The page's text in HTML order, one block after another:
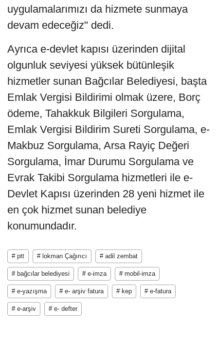
uygulamalarımızı da hizmete sunmaya
devam edeceğiz" dedi.
Ayrıca e-devlet kapısı üzerinden dijital
olgunluk seviyesi yüksek bütünleşik
hizmetler sunan Bağcılar Belediyesi, başta
Emlak Vergisi Bildirimi olmak üzere, Borç
ödeme, Tahakkuk Bilgileri Sorgulama,
Emlak Vergisi Bildirim Sureti Sorgulama, e-
Makbuz Sorgulama, Arsa Rayiç Değeri
Sorgulama, İmar Durumu Sorgulama ve
Evrak Takibi Sorgulama hizmetleri ile e-
Devlet Kapısı üzerinden 28 yeni hizmet ile
en çok hizmet sunan belediye
konumundadır.
# ptt # lokman Çağırıcı # adil zembat
# bağcılar belediyesi # e-imza # mobil-imza
# e-yazışma # e- arşiv fatura # kep # e-fatura
# e-arşiv # e- defter